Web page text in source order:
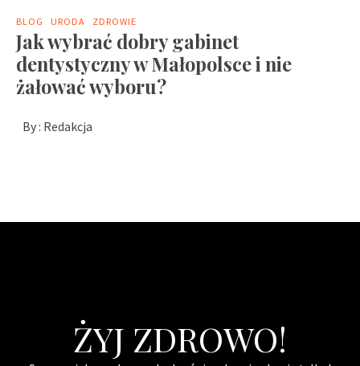
BLOG URODA ZDROWIE
Jak wybrać dobry gabinet
dentystyczny w Małopolsce i nie
żałować wyboru?
By : Redakcja
ŻYJ ZDROWO!